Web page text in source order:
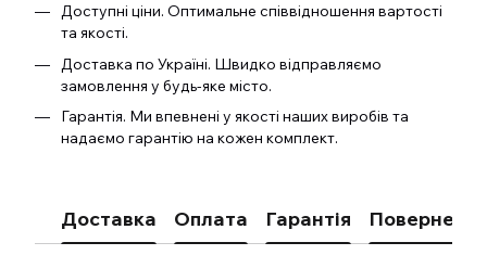
Доступні ціни. Оптимальне співвідношення вартості
та якості.
Доставка по Україні. Швидко відправляємо
замовлення у будь-яке місто.
Гарантія. Ми впевнені у якості наших виробів та
надаємо гарантію на кожен комплект.
Доставка Оплата Гарантія